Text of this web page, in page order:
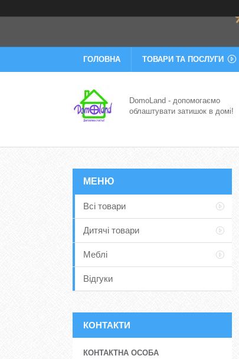
ГОЛОВНА ТОВАРИ ТА ПОСЛУГИ
DomoLand - допомогаємо
облаштувати затишок в домі!
Всі товари
Дитячі товари
Меблі
Відгуки
КОНТАКТИ